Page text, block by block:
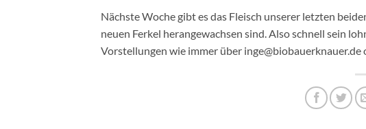
Nächste Woche gibt es das Fleisch unserer letzten
neuen Ferkel herangewachsen sind. Also schnell sein
Vorstellungen wie immer über